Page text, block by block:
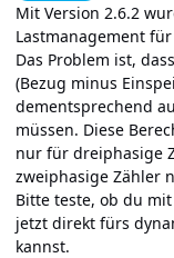
Mit Version 2.6.2
Lastmanagement
Das Problem ist,
(Bezug minus
dementsprechend
müssen. Diese
nur für dreiphasige
zweiphasige Zähler
Bitte teste, ob du
jetzt direkt fürs
kannst.